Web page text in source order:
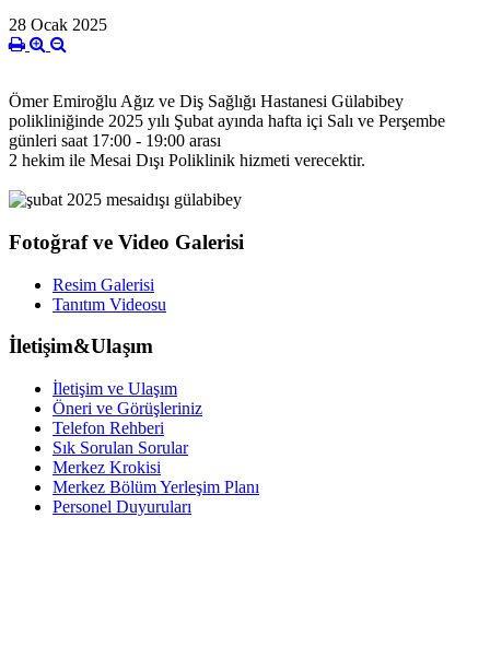
28 Ocak 2025
Ömer Emiroğlu Ağız ve Diş Sağlığı Hastanesi Gülabibey
polikliniğinde 2025 yılı Şubat ayında hafta içi Salı ve Perşembe
günleri saat 17:00 - 19:00 arası
2 hekim ile Mesai Dışı Poliklinik hizmeti verecektir.
Fotoğraf ve Video Galerisi
Resim Galerisi
Tanıtım Videosu
İletişim&Ulaşım
İletişim ve Ulaşım
Öneri ve Görüşleriniz
Telefon Rehberi
Sık Sorulan Sorular
Merkez Krokisi
Merkez Bölüm Yerleşim Planı
Personel Duyuruları